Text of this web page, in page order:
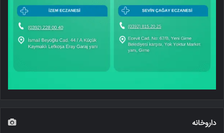
داروخانه